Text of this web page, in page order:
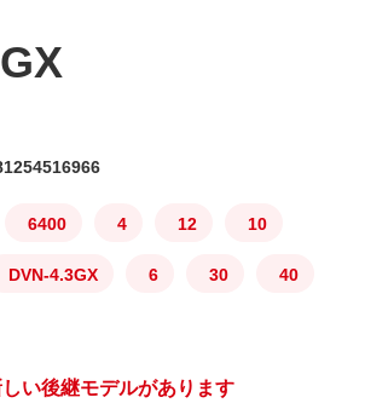
6400 4 12 10
DVN-4.3GX 6 30 40
い後継モデルがあります